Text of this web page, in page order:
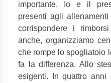
importante. Io e il
presenti agli
corrispondere i
anche, organizziamo
che rompe lo spogliatoio
fa la differenza. Allo
esigenti. In quattro